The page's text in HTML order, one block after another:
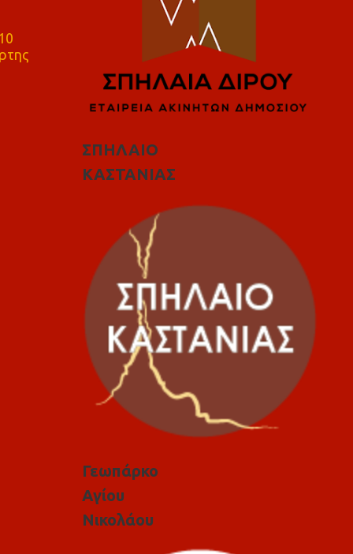
ΣΠΗΛΑΙΟ
ΚΑΣΤΑΝΙΑΣ
Γεωπάρκο
Αγίου
Νικολάου